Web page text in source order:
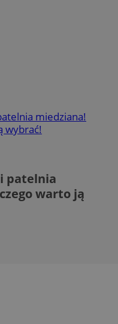
miedziana!
wybrać!
patelnia
warto ją